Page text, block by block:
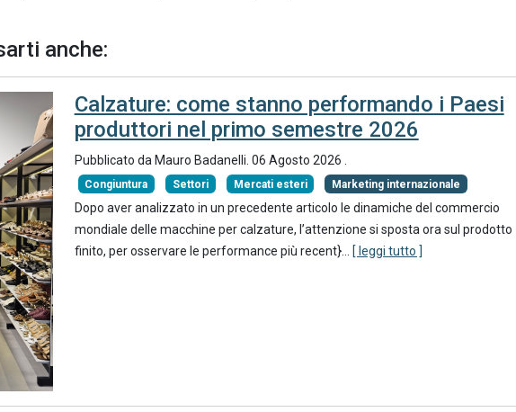
anche:
Calzature: come stanno performando i Paesi
produttori nel primo semestre 2026
Pubblicato da Mauro Badanelli. 06 Agosto 2026 .
Congiuntura Settori Mercati esteri Marketing internazionale
Dopo aver analizzato in un precedente articolo le dinamiche del commercio
mondiale delle macchine per calzature, l’attenzione si sposta ora sul prodotto
finito, per osservare le performance più recent}... [ leggi tutto ]